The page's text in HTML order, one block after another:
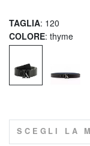
TAGLIA: 120
COLORE: thyme
SCEGLI LA